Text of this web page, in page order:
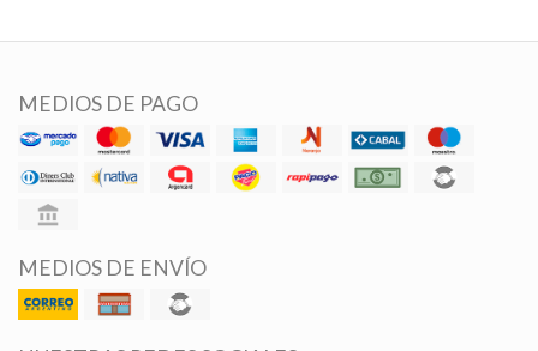
MEDIOS DE PAGO
MEDIOS DE ENVÍO